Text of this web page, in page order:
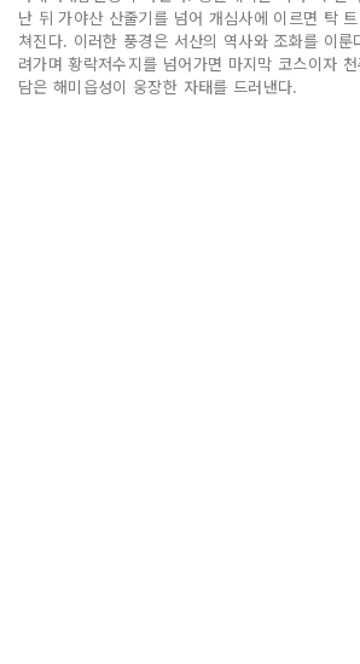
난 뒤 가야산 산줄기를 넘어 개심사에 이르면 탁
쳐진다. 이러한 풍경은 서산의 역사와 조화를 이
려가며 황락저수지를 넘어가면 마지막 코스이자
담은 해미읍성이 웅장한 자태를 드러낸다.